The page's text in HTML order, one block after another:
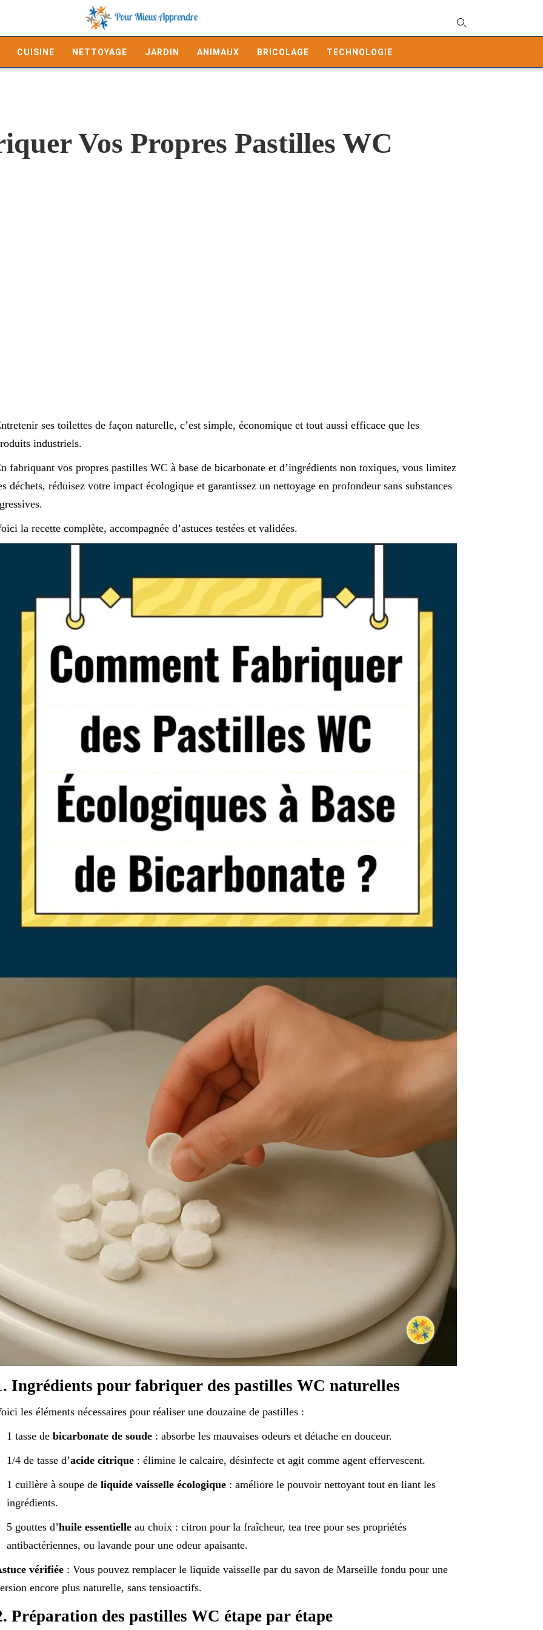
CUISINE NETTOYAGE JARDIN ANIMAUX BRICOLAGE TECHNOLOGIE
Vos Propres Pastilles WC
ses toilettes de façon naturelle, c’est simple, économique et tout aussi efficace que les
industriels.
fabriquant vos propres pastilles WC à base de bicarbonate et d’ingrédients non toxiques, vous limitez
déchets, réduisez votre impact écologique et garantissez un nettoyage en profondeur sans substances
la recette complète, accompagnée d’astuces testées et validées.
Ingrédients pour fabriquer des pastilles WC naturelles
les éléments nécessaires pour réaliser une douzaine de pastilles :
1 tasse de bicarbonate de soude: absorbe les mauvaises odeurs et détache en douceur.
1/4 de tasse d’acide citrique: élimine le calcaire, désinfecte et agit comme agent effervescent.
1 cuillère à soupe de liquide vaisselle écologique: améliore le pouvoir nettoyant tout en liant les
ingrédients.
5 gouttes d’huile essentielleau choix : citron pour la fraîcheur, tea tree pour ses propriétés
antibactériennes, ou lavande pour une odeur apaisante.
vérifiée: Vous pouvez remplacer le liquide vaisselle par du savon de Marseille fondu pour une
encore plus naturelle, sans tensioactifs.
Préparation des pastilles WC étape par étape